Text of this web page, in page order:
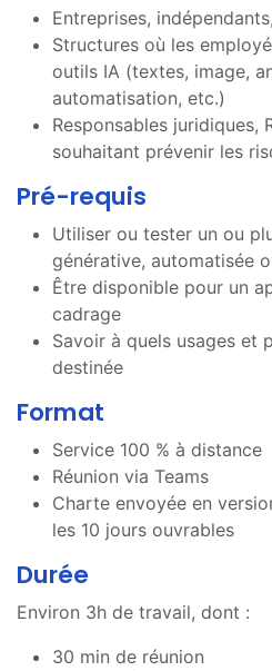
Entreprises,
Structures où les
outils IA (textes, image,
automatisation, etc.)
Responsables juridiques,
souhaitant prévenir les
Pré-requis
Utiliser ou tester un ou
générative, automatisée
Être disponible pour un
cadrage
Savoir à quels usages et
destinée
Format
Service 100 % à distance
Réunion via Teams
Charte envoyée en
les 10 jours ouvrables
Durée
Environ 3h de travail, dont :
30 min de réunion